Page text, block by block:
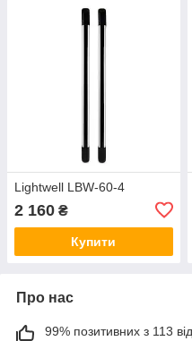
Lightwell LBW-60-4
2 160 ₴
Купити
Про нас
99% позитивних з 113